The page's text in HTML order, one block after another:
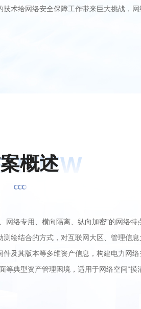
术给网络安全保障工作带来巨大挑战，
案概述
络专用、横向隔离、纵向加密”的网络特
绘结合的方式，对互联网大区、管理信
及其版本等多维资产信息，构建电力网
典型资产管理困境，适用于网络空间“摸